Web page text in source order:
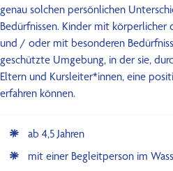
genau solchen persönlichen
Bedürfnissen. Kinder mit körperlicher
und / oder mit besonderen
geschützte Umgebung, in der sie,
Eltern und Kursleiter*innen, eine
erfahren können.
ab 4,5 Jahren
mit einer Begleitperson im